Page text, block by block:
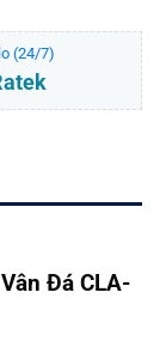
(24/7)
Đá CLA-